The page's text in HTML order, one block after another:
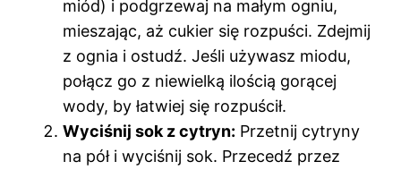
miód) i podgrzewaj na małym ogniu,
mieszając, aż cukier się rozpuści. Zdejmij
z ognia i ostudź. Jeśli używasz miodu,
połącz go z niewielką ilością gorącej
wody, by łatwiej się rozpuścił.
Wyciśnij sok z cytryn: Przetnij cytryny
na pół i wyciśnij sok. Przecedź przez